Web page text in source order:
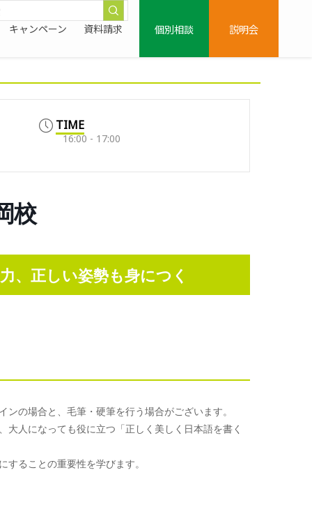
キャンペーン 資料請求
個別相談
説明会
TIME
16:00 - 17:00
校
、正しい姿勢も身につく
の場合と、毛筆・硬筆を行う場合がございます。
人になっても役に立つ「正しく美しく日本語を書く
ることの重要性を学びます。